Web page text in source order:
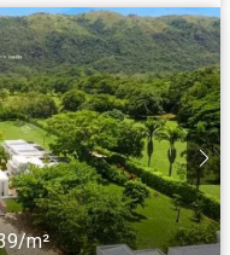
m²